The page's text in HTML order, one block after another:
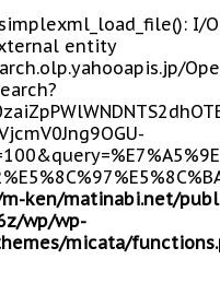
I/
entity
ken/matinabi.net/
wp/wp-
micata/